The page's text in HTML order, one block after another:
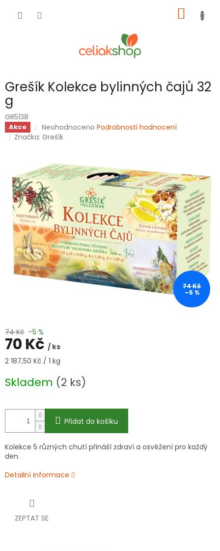
KOŠÍK
Grešík Kolekce bylinných čajů 32
g
GR5138
Akce
Průměrné
hodnocení
0,0
z
5
hvězdiček.
Neohodnoceno Podrobnosti hodnocení
Značka:Grešík
74 Kč
–5 %
74 Kč –5 %
70 Kč / ks
Měrná
2 187,50 Kč / 1 kg
Skladem (2 ks)
Přidat do košíku
Kolekce 5 různých chutí přináší zdraví a osvěžení pro každý
den.
Detailní informace
ZEPTAT SE